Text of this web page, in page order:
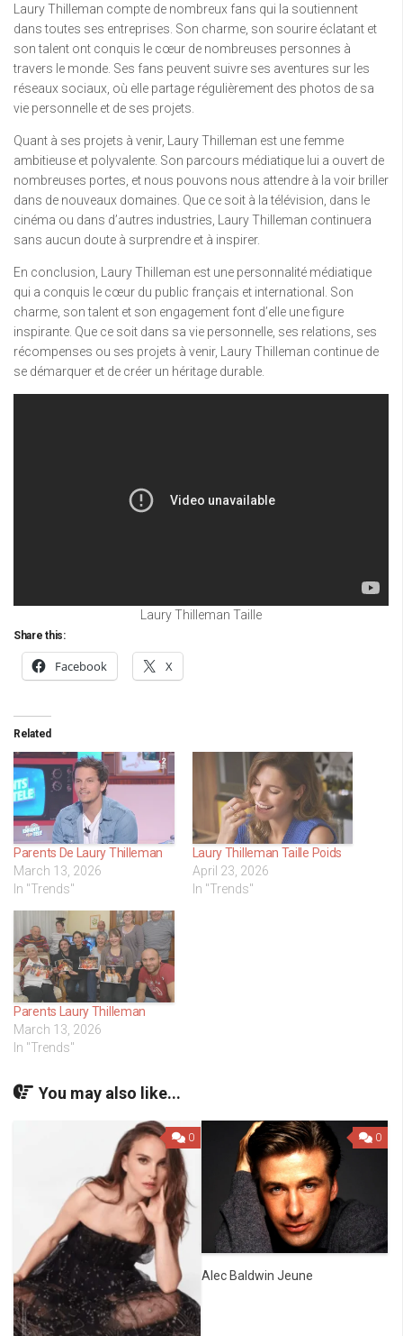
Laury Thilleman compte de nombreux fans qui la soutiennent
dans toutes ses entreprises. Son charme, son sourire éclatant et
son talent ont conquis le cœur de nombreuses personnes à
travers le monde. Ses fans peuvent suivre ses aventures sur les
réseaux sociaux, où elle partage régulièrement des photos de sa
vie personnelle et de ses projets.
Quant à ses projets à venir, Laury Thilleman est une femme
ambitieuse et polyvalente. Son parcours médiatique lui a ouvert de
nombreuses portes, et nous pouvons nous attendre à la voir briller
dans de nouveaux domaines. Que ce soit à la télévision, dans le
cinéma ou dans d’autres industries, Laury Thilleman continuera
sans aucun doute à surprendre et à inspirer.
En conclusion, Laury Thilleman est une personnalité médiatique
qui a conquis le cœur du public français et international. Son
charme, son talent et son engagement font d’elle une figure
inspirante. Que ce soit dans sa vie personnelle, ses relations, ses
récompenses ou ses projets à venir, Laury Thilleman continue de
se démarquer et de créer un héritage durable.
Laury Thilleman Taille
Share this:
Facebook X
Related
Parents De Laury Thilleman
March 13, 2026
In "Trends"
Laury Thilleman Taille Poids
April 23, 2026
In "Trends"
Parents Laury Thilleman
March 13, 2026
In "Trends"
You may also like...
0 0
Alec Baldwin Jeune